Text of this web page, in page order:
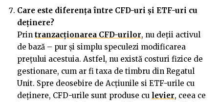
Care este diferența între CFD-uri și ETF-uri cu
deținere?
Prin tranzacționarea CFD-urilor, nu deții activul
de bază – pur și simplu speculezi modificarea
prețului acestuia. Astfel, nu există costuri fizice de
gestionare, cum ar fi taxa de timbru din Regatul
Unit. Spre deosebire de Acțiunile si ETF-urile cu
deținere, CFD-urile sunt produse cu levier, ceea ce